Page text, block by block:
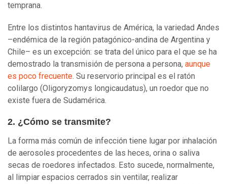
temprana.
Entre los distintos hantavirus de América, la variedad Andes
–endémica de la región patagónico-andina de Argentina y
Chile– es un excepción: se trata del único para el que se ha
demostrado la transmisión de persona a persona, aunque
es poco frecuente. Su reservorio principal es el ratón
colilargo (Oligoryzomys longicaudatus), un roedor que no
existe fuera de Sudamérica.
2. ¿Cómo se transmite?
La forma más común de infección tiene lugar por inhalación
de aerosoles procedentes de las heces, orina o saliva
secas de roedores infectados. Esto sucede, normalmente,
al limpiar espacios cerrados sin ventilar, realizar